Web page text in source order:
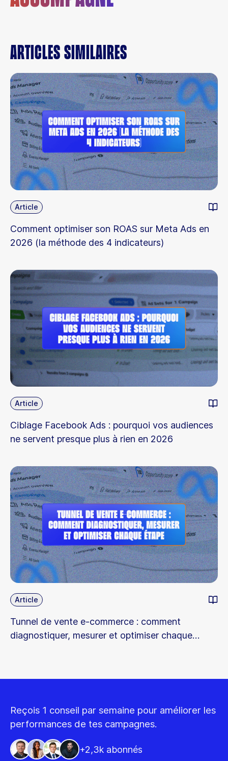
Articles similaires
Article
Comment optimiser son ROAS sur Meta Ads en
2026 (la méthode des 4 indicateurs)
Article
Ciblage Facebook Ads : pourquoi vos audiences
ne servent presque plus à rien en 2026
Article
Tunnel de vente e-commerce : comment
diagnostiquer, mesurer et optimiser chaque
Reçois 1 conseil par semaine pour améliorer les
performances de tes campagnes.
+2,3k abonnés